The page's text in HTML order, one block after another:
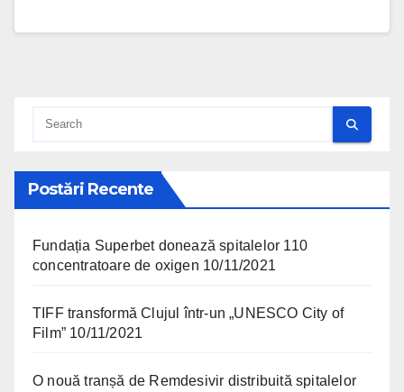
Postări Recente
Fundația Superbet donează spitalelor 110
concentratoare de oxigen 10/11/2021
TIFF transformă Clujul într-un „UNESCO City of
Film” 10/11/2021
O nouă tranșă de Remdesivir distribuită spitalelor